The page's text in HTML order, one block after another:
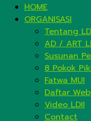
HOME
ORGANISASI
Tentang
AD / ART
Susunan
8 Pokok
Fatwa MUI
Daftar
Video LDII
Contact